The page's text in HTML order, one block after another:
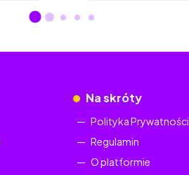
Na skróty
Polityka Prywatności
Regulamin
O platformie